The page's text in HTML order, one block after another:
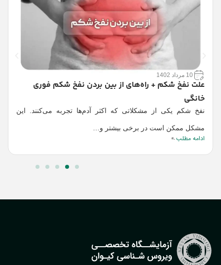
10 مرداد 1402
علت نفخ شکم + راه‌های از بین بردن نفخ شکم فوری
خانگی
نفخ شکم یکی از مشکلاتی که اکثر آدم‌ها تجربه می‌کنند. این
مشکل ممکن است در برخی بیشتر و…
ادامه مطلب